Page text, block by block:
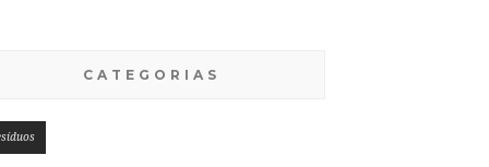
CATEGORIAS